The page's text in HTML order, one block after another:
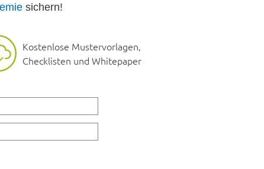
sichern!
Kostenlose Mustervorlagen,
Checklisten und Whitepaper